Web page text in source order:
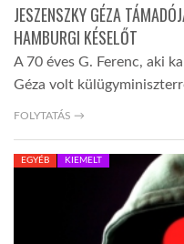
A NAP SZÉPE
LINKTR.EE
GLOBOZSARU
DOBRAVERO.HU
JESZENSZKY GÉZA
HAMBURGI KÉSELŐT
A 70 éves G. Ferenc, aki
Géza volt
FOLYTATÁS →
EGYÉB KIEMELT